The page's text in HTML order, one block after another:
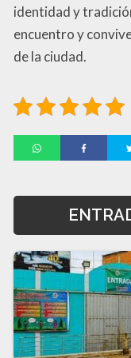
identidad y
encuentro y
de la ciudad.